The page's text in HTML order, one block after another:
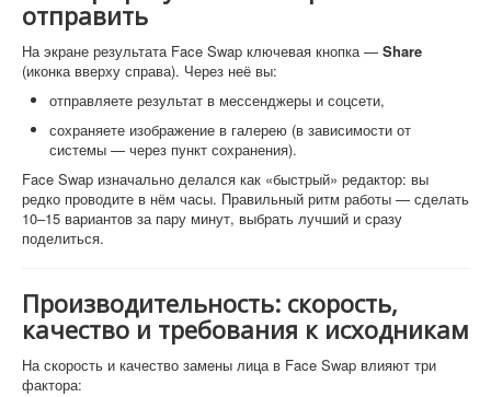
отправить
На экране результата Face Swap ключевая кнопка — Share
(иконка вверху справа). Через неё вы:
отправляете результат в мессенджеры и соцсети,
сохраняете изображение в галерею (в зависимости от
системы — через пункт сохранения).
Face Swap изначально делался как «быстрый» редактор: вы
редко проводите в нём часы. Правильный ритм работы — сделать
10–15 вариантов за пару минут, выбрать лучший и сразу
поделиться.
Производительность: скорость,
качество и требования к исходникам
На скорость и качество замены лица в Face Swap влияют три
фактора: